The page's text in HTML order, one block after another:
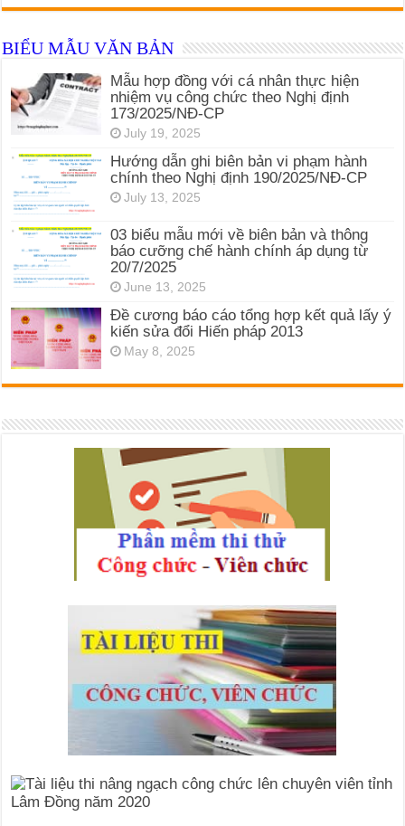
BIỂU MẪU VĂN BẢN
Mẫu hợp đồng với cá nhân thực hiện
nhiệm vụ công chức theo Nghị định
173/2025/NĐ-CP
July 19, 2025
Hướng dẫn ghi biên bản vi phạm hành
chính theo Nghị định 190/2025/NĐ-CP
July 13, 2025
03 biểu mẫu mới về biên bản và thông
báo cưỡng chế hành chính áp dụng từ
20/7/2025
June 13, 2025
Đề cương báo cáo tổng hợp kết quả lấy ý
kiến sửa đổi Hiến pháp 2013
May 8, 2025